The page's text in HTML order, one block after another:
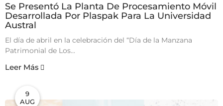
Se Presentó La Planta De Procesamiento Móvil
Desarrollada Por Plaspak Para La Universidad
Austral
El día de abril en la celebración del “Día de la Manzana
Patrimonial de Los...
Leer Más
9
AUG